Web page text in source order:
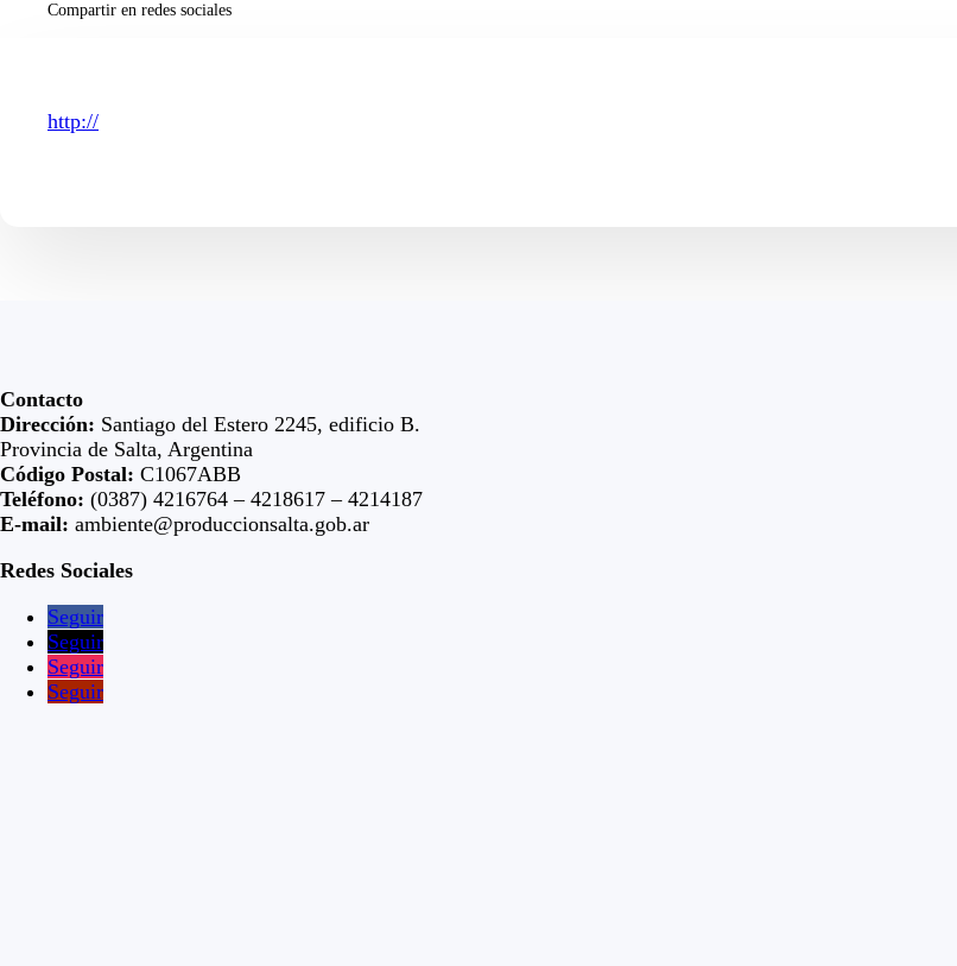
Compartir en redes sociales
http://
Contacto
Dirección: Santiago del Estero 2245, edificio B.
Provincia de Salta, Argentina
Código Postal: C1067ABB
Teléfono: (0387) 4216764 – 4218617 – 4214187
E-mail: ambiente@produccionsalta.gob.ar
Redes Sociales
Seguir
Seguir
Seguir
Seguir